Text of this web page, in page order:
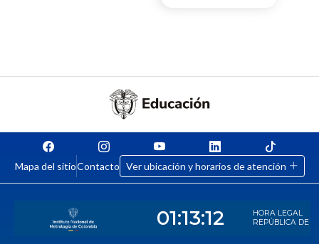
Mapa del sitioContacto Ver ubicación y horarios de atención